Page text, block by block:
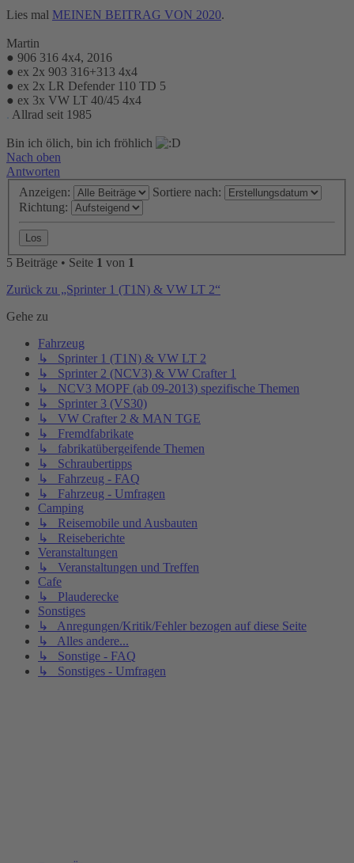
Lies mal MEINEN BEITRAG VON 2020.
Martin
● 906 316 4x4, 2016
● ex 2x 903 316+313 4x4
● ex 2x LR Defender 110 TD 5
● ex 3x VW LT 40/45 4x4
. Allrad seit 1985
Bin ich ölich, bin ich fröhlich
Nach oben
Antworten
Anzeigen:
Sortiere nach:
Richtung:
5 Beiträge • Seite 1 von 1
Zurück zu „Sprinter 1 (T1N) & VW LT 2“
Gehe zu
Fahrzeug
↳ Sprinter 1 (T1N) & VW LT 2
↳ Sprinter 2 (NCV3) & VW Crafter 1
↳ NCV3 MOPF (ab 09-2013) spezifische Themen
↳ Sprinter 3 (VS30)
↳ VW Crafter 2 & MAN TGE
↳ Fremdfabrikate
↳ fabrikatübergeifende Themen
↳ Schraubertipps
↳ Fahrzeug - FAQ
↳ Fahrzeug - Umfragen
Camping
↳ Reisemobile und Ausbauten
↳ Reiseberichte
Veranstaltungen
↳ Veranstaltungen und Treffen
Cafe
↳ Plauderecke
Sonstiges
↳ Anregungen/Kritik/Fehler bezogen auf diese Seite
↳ Alles andere...
↳ Sonstige - FAQ
↳ Sonstiges - Umfragen